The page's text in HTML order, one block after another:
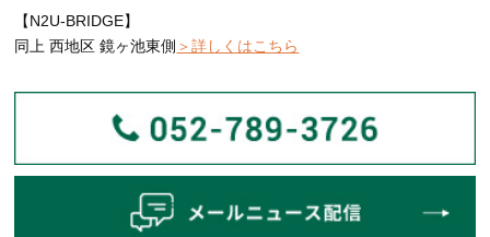
【N2U-BRIDGE】
同上 西地区 鏡ヶ池東側 ＞詳しくはこちら